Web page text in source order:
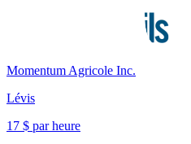
Momentum Agricole Inc.
Lévis
17 $ par heure